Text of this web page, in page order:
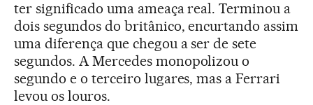
ter significado uma ameaça real. Terminou a
dois segundos do britânico, encurtando assim
uma diferença que chegou a ser de sete
segundos. A Mercedes monopolizou o
segundo e o terceiro lugares, mas a Ferrari
levou os louros.